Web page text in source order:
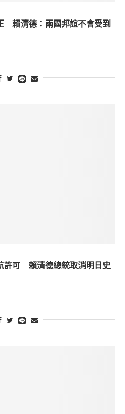
賴清德：兩國邦誼不會受到
許可 賴清德總統取消明日史